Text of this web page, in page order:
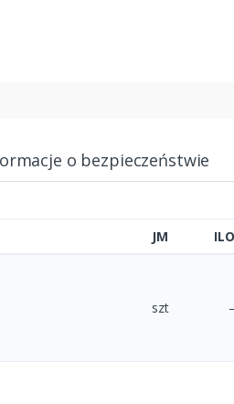
o bezpieczeństwie
JM
szt –